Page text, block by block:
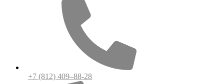
+7 (812) 409–88-28